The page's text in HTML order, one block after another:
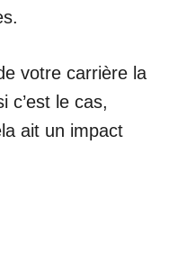
votre carrière la
c’est le cas,
ait un impact